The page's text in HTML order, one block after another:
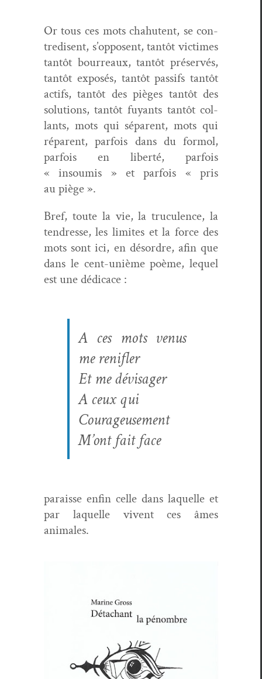
Or tous ces mots chahutent, se con­
tre­dis­ent, s’opposent, tan­tôt vic­times
tan­tôt bour­reaux, tan­tôt préservés,
tan­tôt exposés, tan­tôt pas­sifs tan­tôt
act­ifs, tan­tôt des pièges tan­tôt des
solu­tions, tan­tôt fuyants tan­tôt col­
lants, mots qui sépar­ent, mots qui
répar­ent, par­fois dans du for­mol,
par­fois en lib­erté, par­fois
« insoumis » et par­fois « pris
au piège ».
Bref, toute la vie, la tru­cu­lence, la
ten­dresse, les lim­ites et la force des
mots sont ici, en désor­dre, afin que
dans le cent-unième poème, lequel
est une dédicace :
A ces mots venus
me renifler
Et me dévisager
A ceux qui
Courageusement
M’ont fait face
paraisse enfin celle dans laque­lle et
par laque­lle vivent ces âmes
animales.